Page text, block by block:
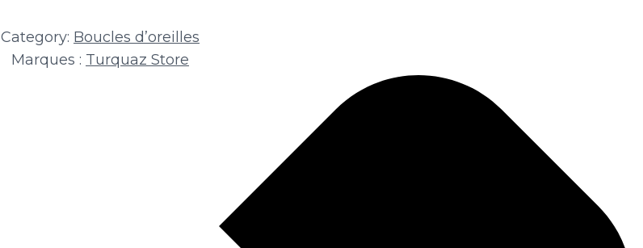
Category: Boucles d’oreilles
Marques : Turquaz Store